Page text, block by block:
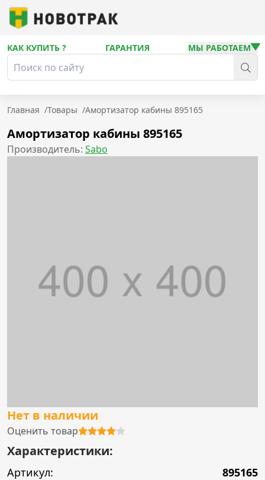
КАК КУПИТЬ ? ГАРАНТИЯ МЫ РАБОТАЕМ
Главная /Товары /Амортизатор кабины 895165
Амортизатор кабины 895165
Производитель: Sabo
Нет в наличии
Оценить товар
Характеристики:
Артикул:
895165